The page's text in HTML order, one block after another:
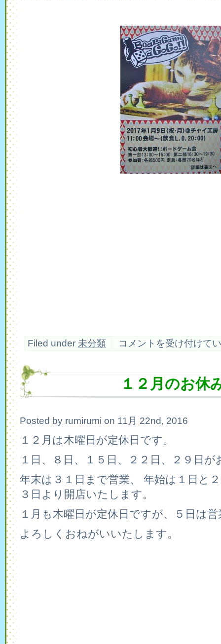
Filed under 未分類
ボ
ー
は
コメントを受け付けて
１２月のお休
Posted by rumirumi on 11月 22nd, 2016
１２月は木曜日が定休日です。
１日、８日、１５日、２２日、２９日
年末は３１日まで営業、 年始は１日と
３日より開店いたします。
１月も木曜日が定休日ですが、５日は
よろしくおねがいいたします。